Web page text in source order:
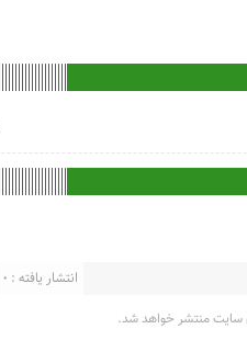
انتشار یافته : 0
سایت منتشر خواهد شد.